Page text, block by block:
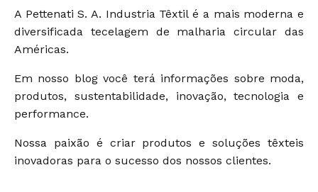
A Pettenati S. A. Industria Têxtil é a mais moderna e
diversificada tecelagem de malharia circular das
Américas.
Em nosso blog você terá informações sobre moda,
produtos, sustentabilidade, inovação, tecnologia e
performance.
Nossa paixão é criar produtos e soluções têxteis
inovadoras para o sucesso dos nossos clientes.